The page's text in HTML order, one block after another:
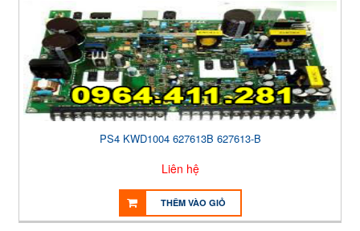
PS4 KWD1004 627613B 627613-B
Liên hệ
THÊM VÀO GIỎ